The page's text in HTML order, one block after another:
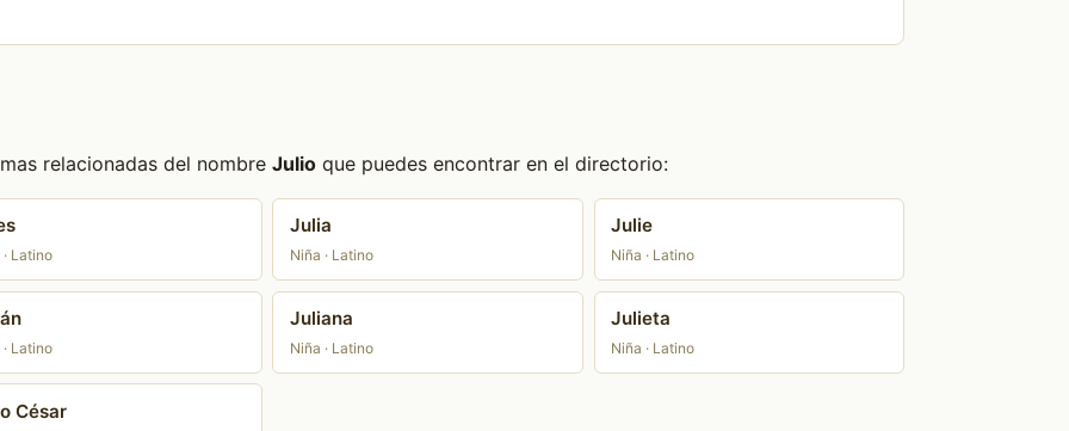
relacionadas del nombre Julio que puedes encontrar en el directorio:
Latino
Julia
Niña · Latino
Julie
Niña · Latino
Latino
Juliana
Niña · Latino
Julieta
Niña · Latino
César